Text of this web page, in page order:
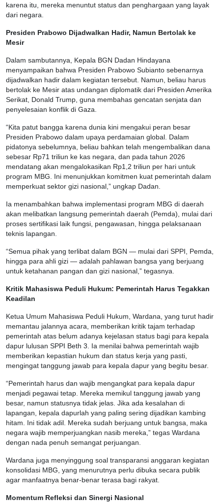
karena itu, mereka menuntut status dan penghargaan yang layak
dari negara.
Presiden Prabowo Dijadwalkan Hadir, Namun Bertolak ke
Mesir
Dalam sambutannya, Kepala BGN Dadan Hindayana
menyampaikan bahwa Presiden Prabowo Subianto sebenarnya
dijadwalkan hadir dalam kegiatan tersebut. Namun, beliau harus
bertolak ke Mesir atas undangan diplomatik dari Presiden Amerika
Serikat, Donald Trump, guna membahas gencatan senjata dan
penyelesaian konflik di Gaza.
“Kita patut bangga karena dunia kini mengakui peran besar
Presiden Prabowo dalam upaya perdamaian global. Dalam
pidatonya sebelumnya, beliau bahkan telah mengembalikan dana
sebesar Rp71 triliun ke kas negara, dan pada tahun 2026
mendatang akan mengalokasikan Rp1,2 triliun per hari untuk
program MBG. Ini menunjukkan komitmen kuat pemerintah dalam
memperkuat sektor gizi nasional,” ungkap Dadan.
Ia menambahkan bahwa implementasi program MBG di daerah
akan melibatkan langsung pemerintah daerah (Pemda), mulai dari
proses sertifikasi laik fungsi, pengawasan, hingga pelaksanaan
teknis lapangan.
“Semua pihak yang terlibat dalam BGN — mulai dari SPPI, Pemda,
hingga para ahli gizi — adalah pahlawan bangsa yang berjuang
untuk ketahanan pangan dan gizi nasional,” tegasnya.
Kritik Mahasiswa Peduli Hukum: Pemerintah Harus Tegakkan
Keadilan
Ketua Umum Mahasiswa Peduli Hukum, Wardana, yang turut hadir
memantau jalannya acara, memberikan kritik tajam terhadap
pemerintah atas belum adanya kejelasan status bagi para kepala
dapur lulusan SPPI Beth 3. Ia menilai bahwa pemerintah wajib
memberikan kepastian hukum dan status kerja yang pasti,
mengingat tanggung jawab para kepala dapur yang begitu besar.
“Pemerintah harus dan wajib mengangkat para kepala dapur
menjadi pegawai tetap. Mereka memikul tanggung jawab yang
besar, namun statusnya tidak jelas. Jika ada kesalahan di
lapangan, kepala dapurlah yang paling sering dijadikan kambing
hitam. Ini tidak adil. Mereka sudah berjuang untuk bangsa, maka
negara wajib memperjuangkan nasib mereka,” tegas Wardana
dengan nada penuh semangat perjuangan.
Wardana juga menyinggung soal transparansi anggaran kegiatan
konsolidasi MBG, yang menurutnya perlu dibuka secara publik
agar manfaatnya benar-benar terasa bagi rakyat.
Momentum Refleksi dan Sinergi Nasional